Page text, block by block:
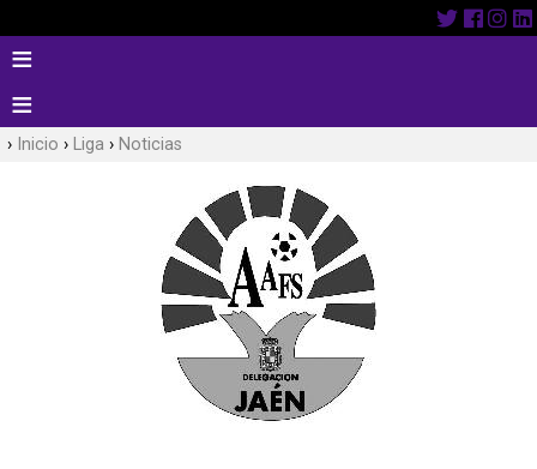
Inicio Liga Noticias